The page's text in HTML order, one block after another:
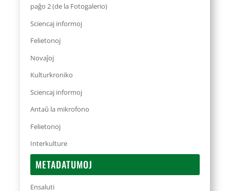
paĝo 2 (de la Fotogalerio)
Sciencaj informoj
Felietonoj
Novaĵoj
Kulturkroniko
Sciencaj informoj
Antaŭ la mikrofono
Felietonoj
Interkulture
METADATUMOJ
Ensaluti